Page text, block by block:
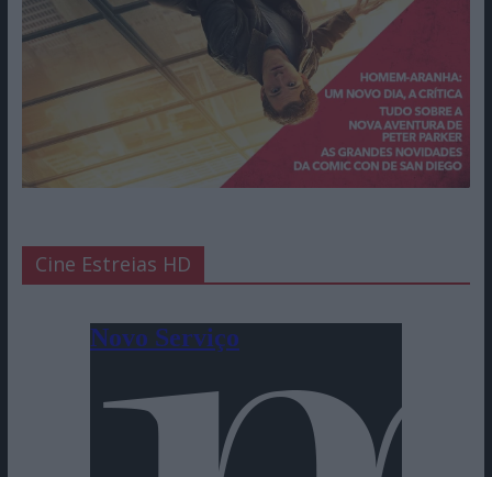
Cine Estreias HD